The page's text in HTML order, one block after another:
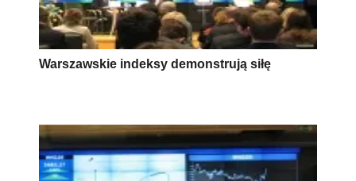
Warszawskie indeksy demonstrują siłę